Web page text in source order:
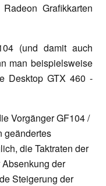
Grafikkarten
(und damit auch
man beispielsweise
Desktop GTX 460 -
Vorgänger GF104 /
geändertes
die Taktraten der
der
Steigerung der